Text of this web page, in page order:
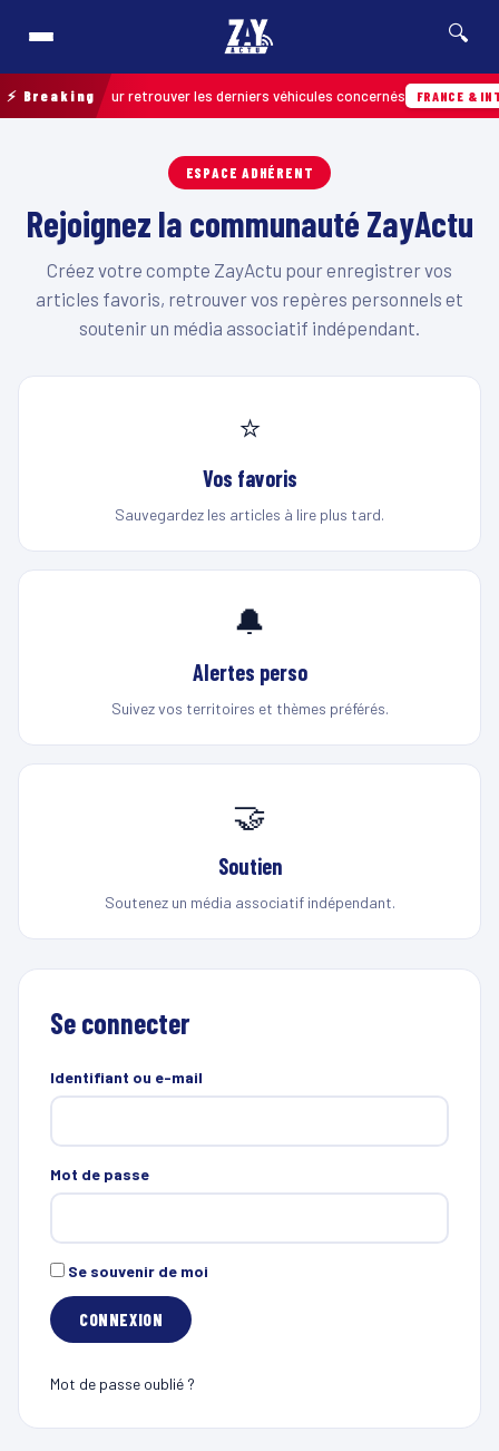
🔍
⚡ Breaking
de terrain pour retrouver les derniers véhicules concernés FRANCE &
ESPACE ADHÉRENT
Rejoignez la communauté ZayActu
Créez votre compte ZayActu pour enregistrer vos
articles favoris, retrouver vos repères personnels et
soutenir un média associatif indépendant.
⭐
Vos favoris
Sauvegardez les articles à lire plus tard.
🔔
Alertes perso
Suivez vos territoires et thèmes préférés.
🤝
Soutien
Soutenez un média associatif indépendant.
Se connecter
Identifiant ou e-mail
Mot de passe
Se souvenir de moi
Mot de passe oublié ?